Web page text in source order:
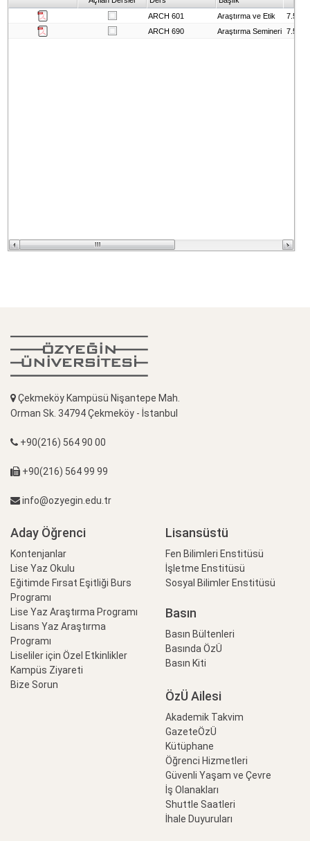
Çekmeköy Kampüsü Nişantepe Mah.
Orman Sk. 34794 Çekmeköy - İstanbul
+90(216) 564 90 00
+90(216) 564 99 99
info@ozyegin.edu.tr
Aday Öğrenci
Kontenjanlar
Lise Yaz Okulu
Eğitimde Fırsat Eşitliği Burs
Programı
Lise Yaz Araştırma Programı
Lisans Yaz Araştırma
Programı
Liseliler için Özel Etkinlikler
Kampüs Ziyareti
Bize Sorun
Lisansüstü
Fen Bilimleri Enstitüsü
İşletme Enstitüsü
Sosyal Bilimler Enstitüsü
Basın
Basın Bültenleri
Basında ÖzÜ
Basın Kiti
ÖzÜ Ailesi
Akademik Takvim
GazeteÖzÜ
Kütüphane
Öğrenci Hizmetleri
Güvenli Yaşam ve Çevre
İş Olanakları
Shuttle Saatleri
İhale Duyuruları